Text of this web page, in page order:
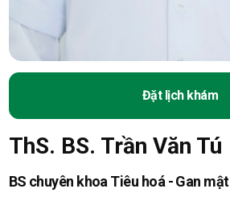
Đặt lịch khám
ThS. BS. Trần Văn Tú
BS chuyên khoa Tiêu hoá - Gan mật